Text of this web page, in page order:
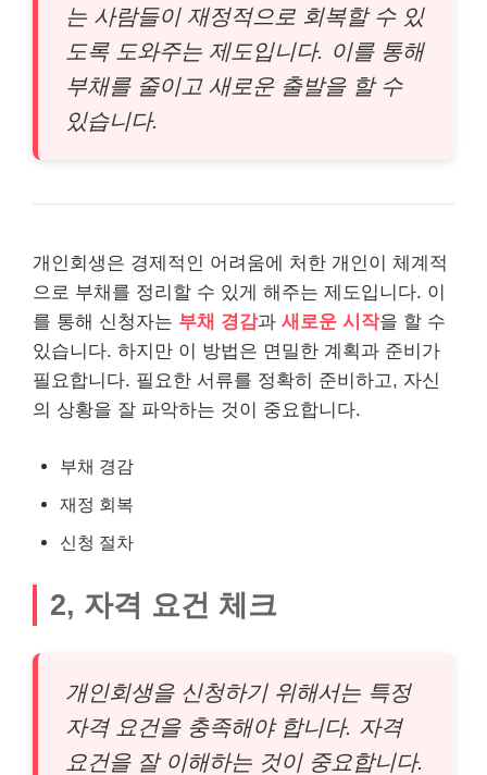
는 사람들이 재정적으로 회복할 수 있
도록 도와주는 제도입니다. 이를 통해
부채를 줄이고 새로운 출발을 할 수
있습니다.
개인회생은 경제적인 어려움에 처한 개인이 체계적
으로 부채를 정리할 수 있게 해주는 제도입니다. 이
를 통해 신청자는 부채 경감과 새로운 시작을 할 수
있습니다. 하지만 이 방법은 면밀한 계획과 준비가
필요합니다. 필요한 서류를 정확히 준비하고, 자신
의 상황을 잘 파악하는 것이 중요합니다.
부채 경감
재정 회복
신청 절차
2, 자격 요건 체크
개인회생을 신청하기 위해서는 특정
자격 요건을 충족해야 합니다. 자격
요건을 잘 이해하는 것이 중요합니다.